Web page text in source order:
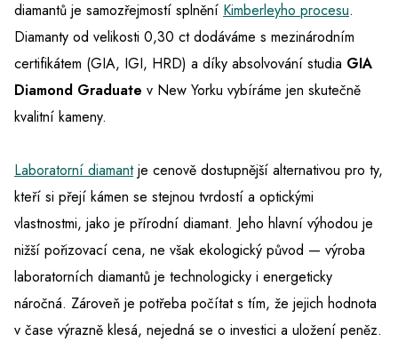
diamantů je samozřejmostí splnění Kimberleyho procesu.
Diamanty od velikosti 0,30 ct dodáváme s mezinárodním
certifikátem (GIA, IGI, HRD) a díky absolvování studia GIA
Diamond Graduate v New Yorku vybíráme jen skutečně
kvalitní kameny.
Laboratorní diamant je cenově dostupnější alternativou pro ty,
kteří si přejí kámen se stejnou tvrdostí a optickými
vlastnostmi, jako je přírodní diamant. Jeho hlavní výhodou je
nižší pořizovací cena, ne však ekologický původ — výroba
laboratorních diamantů je technologicky i energeticky
náročná. Zároveň je potřeba počítat s tím, že jejich hodnota
v čase výrazně klesá, nejedná se o investici a uložení peněz.